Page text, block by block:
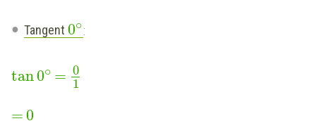
Tangent 0∘:
tan0∘ = 0
1
= 0